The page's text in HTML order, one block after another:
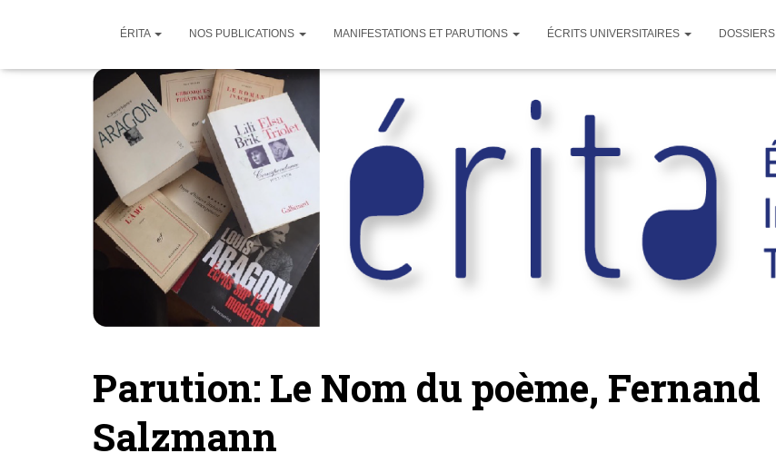
ÉRITA NOS PUBLICATIONS MANIFESTATIONS ET PARUTIONS ÉCRITS UNIVERSITAIRES DOSSIERS
Parution: Le Nom du poème, Fernand
Salzmann